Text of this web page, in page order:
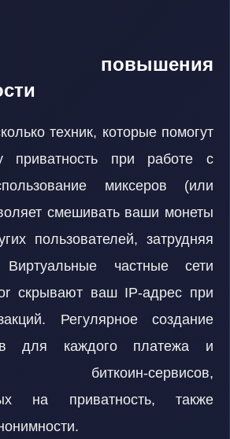
повышения
техник, которые помогут
приватность при работе с
миксеров (или
смешивать ваши монеты
пользователей, затрудняя
Виртуальные частные сети
скрывают ваш IP-адрес при
Регулярное создание
для каждого платежа и
биткоин-сервисов,
на приватность, также